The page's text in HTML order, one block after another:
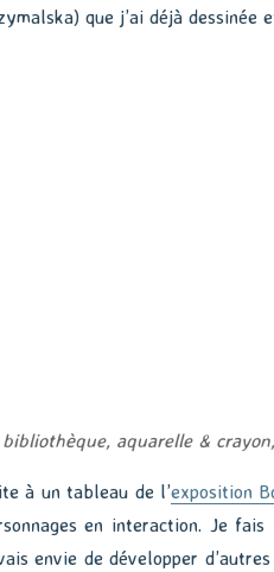
que j’ai déjà dessinée
bibliothèque, aquarelle &
à un tableau de l’exposition
en interaction. Je
envie de développer